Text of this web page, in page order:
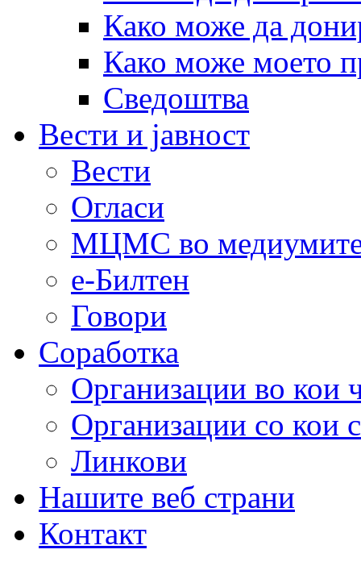
Како може да
Како може моето
Сведоштва
Вести и јавност
Вести
Огласи
МЦМС во
е-Билтен
Говори
Соработка
Организации во кои
Организации со кои
Линкови
Нашите веб страни
Контакт